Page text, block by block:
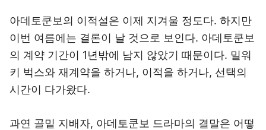
아데토쿤보의 이적설은 이제 지겨울 정도다. 하지만
이번 여름에는 결론이 날 것으로 보인다. 아데토쿤보
의 계약 기간이 1년밖에 남지 않았기 때문이다. 밀워
키 벅스와 재계약을 하거나, 이적을 하거나, 선택의
시간이 다가왔다.
과연 골밑 지배자, 아데토쿤보 드라마의 결말은 어떻